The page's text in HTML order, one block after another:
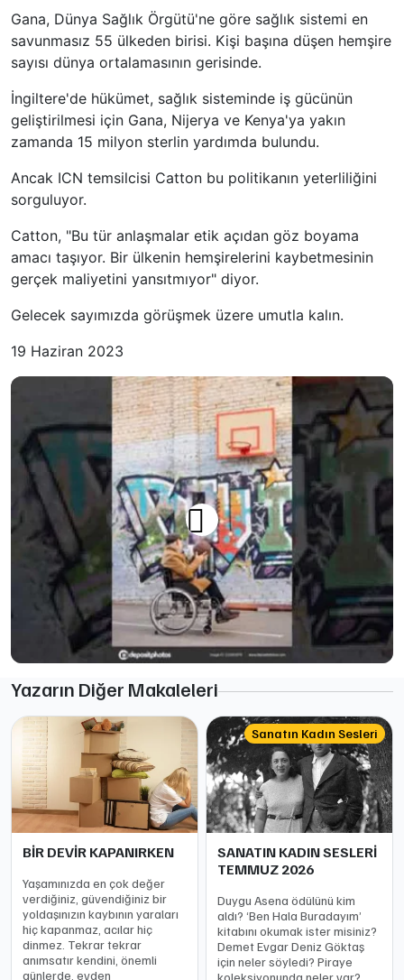
Gana, Dünya Sağlık Örgütü'ne göre sağlık sistemi en
savunmasız 55 ülkeden birisi. Kişi başına düşen hemşire
sayısı dünya ortalamasının gerisinde.
İngiltere'de hükümet, sağlık sisteminde iş gücünün
geliştirilmesi için Gana, Nijerya ve Kenya'ya yakın
zamanda 15 milyon sterlin yardımda bulundu.
Ancak ICN temsilcisi Catton bu politikanın yeterliliğini
sorguluyor.
Catton, "Bu tür anlaşmalar etik açıdan göz boyama
amacı taşıyor. Bir ülkenin hemşirelerini kaybetmesinin
gerçek maliyetini yansıtmıyor" diyor.
Gelecek sayımızda görüşmek üzere umutla kalın.
19 Haziran 2023
Yazarın Diğer Makaleleri
BİR DEVİR KAPANIRKEN
Yaşamınızda en çok değer
verdiğiniz, güvendiğiniz bir
yoldaşınızın kaybının yaraları
hiç kapanmaz, acılar hiç
dinmez. Tekrar tekrar
anımsatır kendini, önemli
günlerde, evden
Sanatın Kadın Sesleri
SANATIN KADIN SESLERİ
TEMMUZ 2026
Duygu Asena ödülünü kim
aldı? ‘Ben Hala Buradayım’
kitabını okumak ister misiniz?
Demet Evgar Deniz Göktaş
için neler söyledi? Piraye
koleksiyonunda neler var?